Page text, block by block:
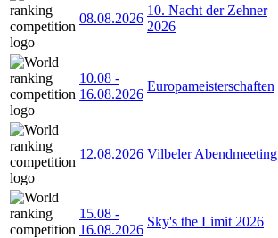
08.08.2026
10. Nacht der Zehner
2026
10.08 -
16.08.2026
Europameisterschaften
12.08.2026 Vilbeler Abendmeeting
15.08 -
16.08.2026
Sky's the Limit 2026